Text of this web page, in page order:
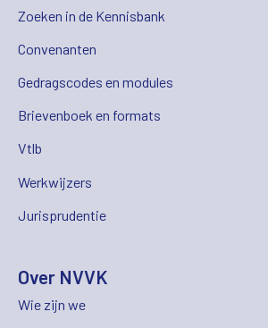
Zoeken in de Kennisbank
Convenanten
Gedragscodes en modules
Brievenboek en formats
Vtlb
Werkwijzers
Jurisprudentie
Over NVVK
Wie zijn we